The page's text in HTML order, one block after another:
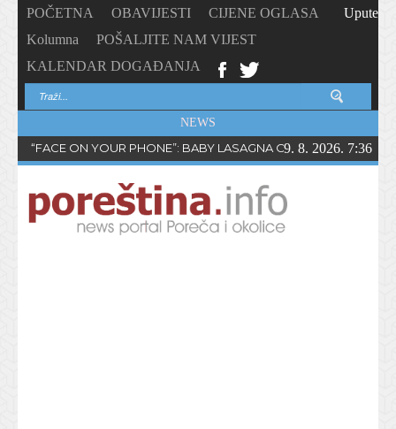
POČETNA OBAVIJESTI
CIJENE OGLASA
Kolumna
POŠALJITE NAM VIJEST
KALENDAR DOGAĐANJA
Upute
NEWS
“FACE ON YOUR PHONE”: BABY LASAGNA OBJAVIO NOVI
9. 8. 2026. 7:36